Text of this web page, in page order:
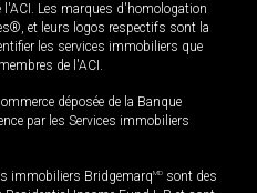
Les marques d'homologation
et leurs logos respectifs sont la
les services immobiliers que
de l'ACI.
déposée de la Banque
par les Services immobiliers
immobiliers BridgemarqMD sont des